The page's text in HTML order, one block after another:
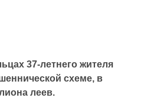
37-летнего жителя
схеме, в
леев.